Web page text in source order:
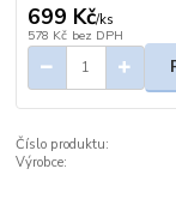
699 Kč/ks
578 Kč bez DPH
Číslo produktu:
Výrobce: